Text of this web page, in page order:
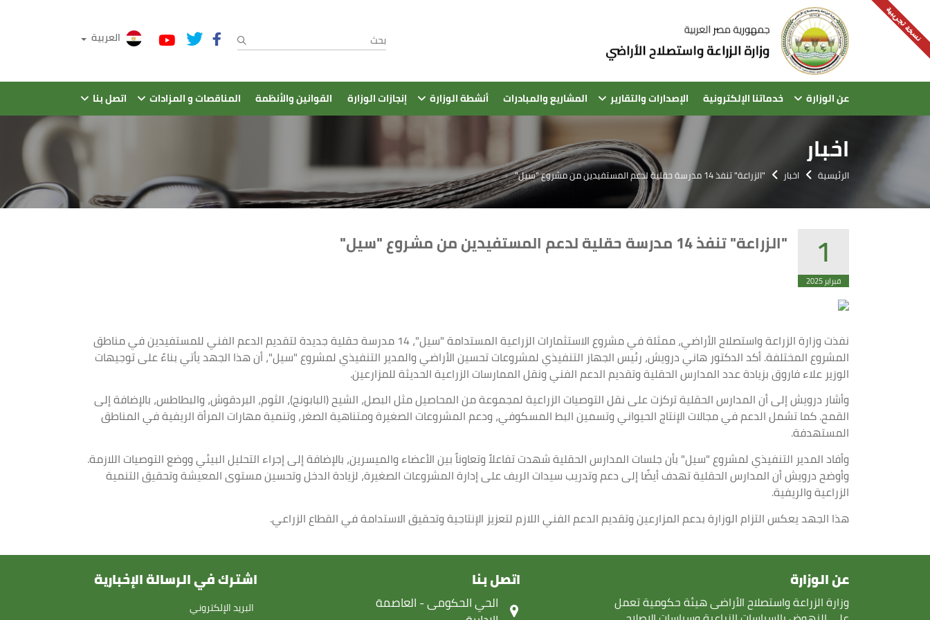
نسخة تجريبية العربية
عن الوزارة خدماتنا الإلكترونية الإصدارات والتقارير المشاريع والمبادرات أنشطة الوزارة إنجازات الوزارة القوانين والأنظمة المناقصات و المزادات اتصل بنا
اخبار
الرئيسية اخبار "الزراعة" تنفذ 14 مدرسة حقلية لدعم المستفيدين من مشروع "سيل"
1
فبراير 2025
"الزراعة" تنفذ 14 مدرسة حقلية لدعم المستفيدين من مشروع "سيل"
نفذت وزارة الزراعة واستصلاح الأراضي، ممثلة في مشروع الاستثمارات الزراعية المستدامة "سيل"، 14 مدرسة حقلية جديدة لتقديم الدعم الفني للمستفيدين في مناطق
المشروع المختلفة. أكد الدكتور هاني درويش، رئيس الجهاز التنفيذي لمشروعات تحسين الأراضي والمدير التنفيذي لمشروع "سيل"، أن هذا الجهد يأتي بناءً على توجيهات
الوزير علاء فاروق بزيادة عدد المدارس الحقلية وتقديم الدعم الفني ونقل الممارسات الزراعية الحديثة للمزارعين.
وأشار درويش إلى أن المدارس الحقلية تركزت على نقل التوصيات الزراعية لمجموعة من المحاصيل مثل البصل، الشيح (البابونج)، الثوم، البردقوش، والبطاطس، بالإضافة إلى
القمح. كما تشمل الدعم في مجالات الإنتاج الحيواني وتسمين البط المسكوفي، ودعم المشروعات الصغيرة ومتناهية الصغر، وتنمية مهارات المرأة الريفية في المناطق
المستهدفة.
وأفاد المدير التنفيذي لمشروع "سيل" بأن جلسات المدارس الحقلية شهدت تفاعلاً وتعاوناً بين الأعضاء والميسرين، بالإضافة إلى إجراء التحليل البيئي ووضع التوصيات اللازمة.
وأوضح درويش أن المدارس الحقلية تهدف أيضًا إلى دعم وتدريب سيدات الريف على إدارة المشروعات الصغيرة، لزيادة الدخل وتحسين مستوى المعيشة وتحقيق التنمية
الزراعية والريفية.
هذا الجهد يعكس التزام الوزارة بدعم المزارعين وتقديم الدعم الفني اللازم لتعزيز الإنتاجية وتحقيق الاستدامة في القطاع الزراعي.
عن الوزارة
وزارة الزراعة واستصلاح الأراضى هيئة حكومية تعمل
اتصل بنا
‏الحي الحكومى - العاصمة
اشترك في الرسالة الإخبارية